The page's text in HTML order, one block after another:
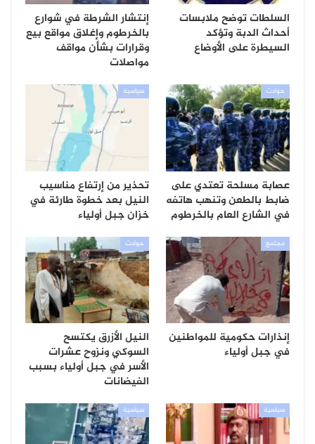
السلطات توضح ملابسات
أحداث الدبة وتؤكد
السيطرة على الأوضاع
إنتشار الشرطة في شوارع
بالخرطوم وإغلاق مواقع بيع
وقرارات بشأن مواقف
مواصلات
حوادث
عصابة مسلحة تعتدي على
ضابط بالطعن وتنهب هاتفه
في الشارع العام بالخرطوم
سياسية
تحذير من إرتفاع مناسيب
النيل بعد خطوة طارئة في
خزان جبل أولياء
مجتمع
إنذارات حكومية للمواطنين
في جبل أولياء
حوادث
النيل الأزرق يكتسح
السوكي ونزوح عشرات
الأسر في جبل أولياء بسبب
الفيضانات
سياسية سياسية